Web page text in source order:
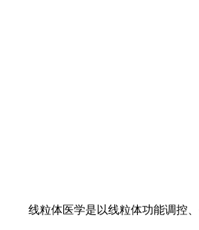
线粒体医学是以线粒体功能调控、